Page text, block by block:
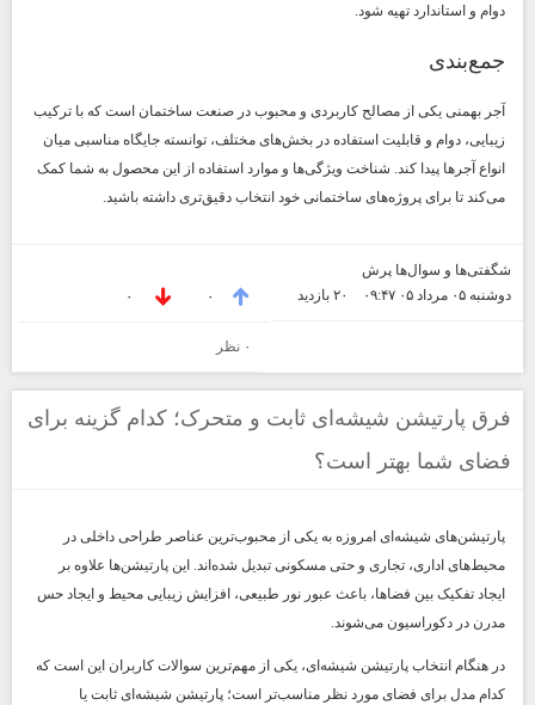
دوام و استاندارد تهیه شود.
جمع‌بندی
آجر بهمنی یکی از مصالح کاربردی و محبوب در صنعت ساختمان است که با ترکیب
زیبایی، دوام و قابلیت استفاده در بخش‌های مختلف، توانسته جایگاه مناسبی میان
انواع آجرها پیدا کند. شناخت ویژگی‌ها و موارد استفاده از این محصول به شما کمک
می‌کند تا برای پروژه‌های ساختمانی خود انتخاب دقیق‌تری داشته باشید.
شگفتی‌ها و سوال‌ها پرش
دوشنبه ۰۵ مرداد ۰۵ ۰۹:۴۷
۲۰ بازديد ۰ ۰
۰ نظر
فرق پارتیشن شیشه‌ای ثابت و متحرک؛ کدام گزینه برای
فضای شما بهتر است؟
پارتیشن‌های شیشه‌ای امروزه به یکی از محبوب‌ترین عناصر طراحی داخلی در
محیط‌های اداری، تجاری و حتی مسکونی تبدیل شده‌اند. این پارتیشن‌ها علاوه بر
ایجاد تفکیک بین فضاها، باعث عبور نور طبیعی، افزایش زیبایی محیط و ایجاد حس
مدرن در دکوراسیون می‌شوند.
در هنگام انتخاب پارتیشن شیشه‌ای، یکی از مهم‌ترین سوالات کاربران این است که
کدام مدل برای فضای مورد نظر مناسب‌تر است؛ پارتیشن شیشه‌ای ثابت یا